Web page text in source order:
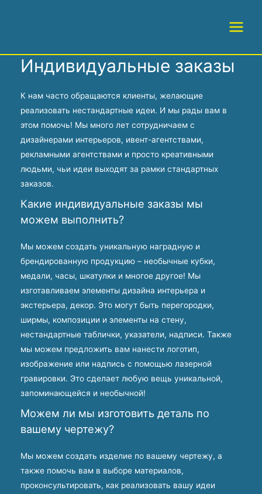
Main
Menu
Индивидуальные заказы
К нам часто обращаются клиенты, желающие
реализовать нестандартные идеи. И мы рады вам в
этом помочь! Мы много лет сотрудничаем с
дизайнерами интерьеров, ивент-агентствами,
рекламными агентствами и просто креативными
людьми, чьи идеи выходят за рамки стандартных
заказов.
Какие индивидуальные заказы мы
можем выполнить?
Мы можем создать уникальную наградную и
брендированную продукцию – необычные кубки,
медали, часы, шкатулки и многое другое! Мы
изготавливаем элементы дизайна интерьера и
экстерьера, декор. Это могут быть перегородки,
ширмы, композиции и элементы на стену,
нестандартные таблички, указатели, надписи. Также
мы можем предложить вам нанести логотип,
изображение или надпись с помощью лазерной
гравировки. Это сделает любую вещь уникальной,
запоминающейся и необычной!
Можем ли мы изготовить деталь по
вашему чертежу?
Мы можем создать изделие по вашему чертежу, а
также помочь вам в выборе материалов,
проконсультировать, как реализовать вашу идеи